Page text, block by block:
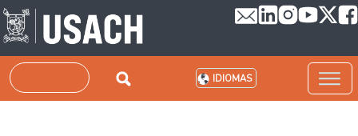
Pasar al contenido principal
Buscar IDIOMAS